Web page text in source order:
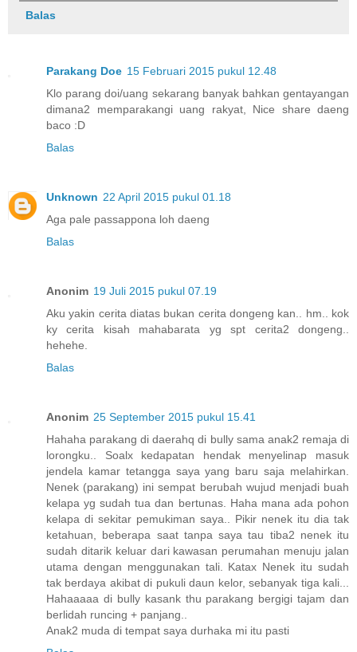
Balas
Parakang Doe 15 Februari 2015 pukul 12.48
Klo parang doi/uang sekarang banyak bahkan gentayangan
dimana2 memparakangi uang rakyat, Nice share daeng
baco :D
Balas
Unknown 22 April 2015 pukul 01.18
Aga pale passappona loh daeng
Balas
Anonim 19 Juli 2015 pukul 07.19
Aku yakin cerita diatas bukan cerita dongeng kan.. hm.. kok
ky cerita kisah mahabarata yg spt cerita2 dongeng..
hehehe.
Balas
Anonim 25 September 2015 pukul 15.41
Hahaha parakang di daerahq di bully sama anak2 remaja di
lorongku.. Soalx kedapatan hendak menyelinap masuk
jendela kamar tetangga saya yang baru saja melahirkan.
Nenek (parakang) ini sempat berubah wujud menjadi buah
kelapa yg sudah tua dan bertunas. Haha mana ada pohon
kelapa di sekitar pemukiman saya.. Pikir nenek itu dia tak
ketahuan, beberapa saat tanpa saya tau tiba2 nenek itu
sudah ditarik keluar dari kawasan perumahan menuju jalan
utama dengan menggunakan tali. Katax Nenek itu sudah
tak berdaya akibat di pukuli daun kelor, sebanyak tiga kali...
Hahaaaaa di bully kasank thu parakang bergigi tajam dan
berlidah runcing + panjang..
Anak2 muda di tempat saya durhaka mi itu pasti